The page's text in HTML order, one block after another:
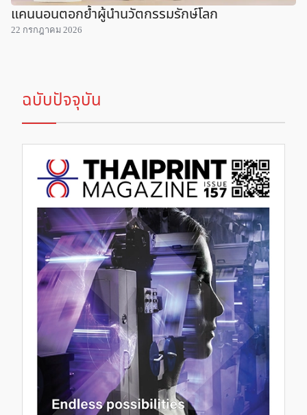
แคนนอนตอกย้ำผู้นำนวัตกรรมรักษ์โลก
22 กรกฎาคม 2026
ฉบับปัจจุบัน